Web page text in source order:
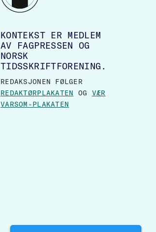
KONTEKST ER MEDLEM
AV FAGPRESSEN OG
NORSK
TIDSSKRIFTFORENING.
REDAKSJONEN FØLGER
REDAKTØRPLAKATEN OG VÆR
VARSOM-PLAKATEN